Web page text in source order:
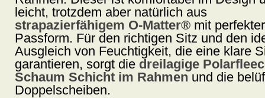
leicht, trotzdem aber natürlich aus
strapazierfähigem O-Matter® mit perfekter
Passform. Für den richtigen Sitz und den
Ausgleich von Feuchtigkeit, die eine klare
garantieren, sorgt die dreilagige
Schaum Schicht im Rahmen und die
Doppelscheiben.